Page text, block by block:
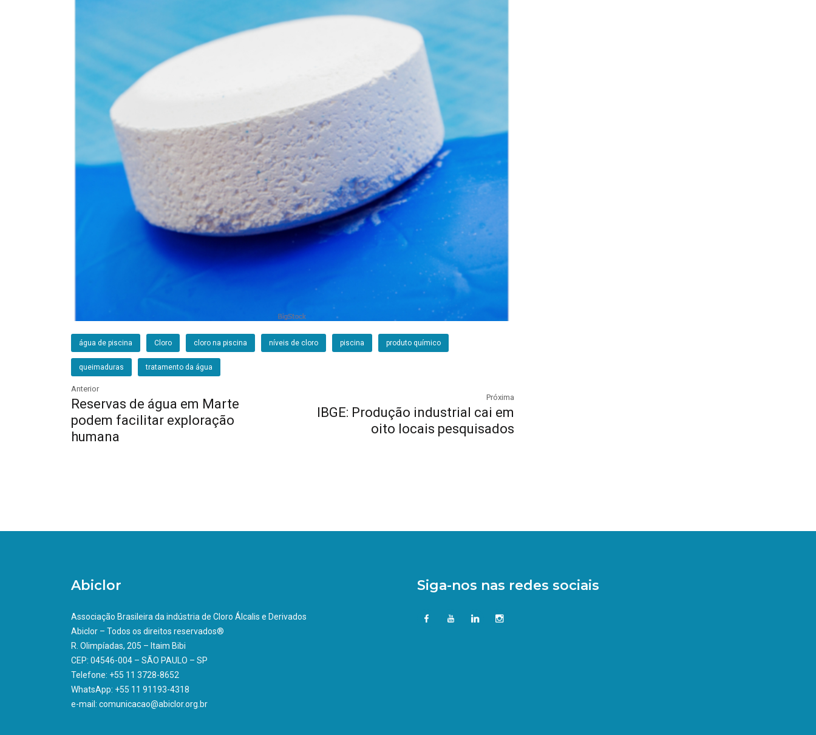
água de piscina Cloro cloro na piscina níveis de cloro piscina produto químico
queimaduras tratamento da água
Anterior
Reservas de água em Marte
podem facilitar exploração
humana
Próxima
IBGE: Produção industrial cai em
oito locais pesquisados
Abiclor
Associação Brasileira da indústria de Cloro Álcalis e Derivados
Abiclor – Todos os direitos reservados®
R. Olimpíadas, 205 – Itaim Bibi
CEP: 04546-004 – SÃO PAULO – SP
Telefone: +55 11 3728-8652
WhatsApp: +55 11 91193-4318
e-mail: comunicacao@abiclor.org.br
Siga-nos nas redes sociais